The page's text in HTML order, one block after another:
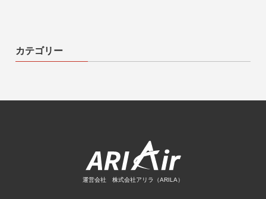
カテゴリー
運営会社 株式会社アリラ（ARILA）